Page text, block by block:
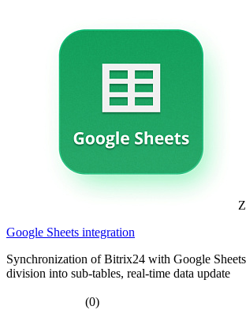
Google Sheets integration
Synchronization of Bitrix24 with Google
division into sub-tables, real-time data update
(0)